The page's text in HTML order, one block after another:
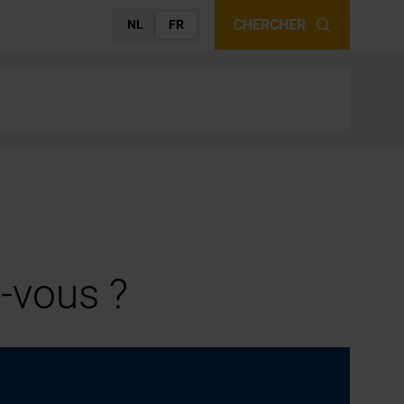
NL FR CHERCHER
?